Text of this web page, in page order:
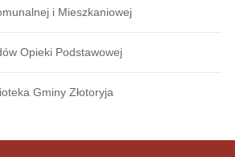
i Mieszkaniowej
Opieki Podstawowej
Gminy Złotoryja